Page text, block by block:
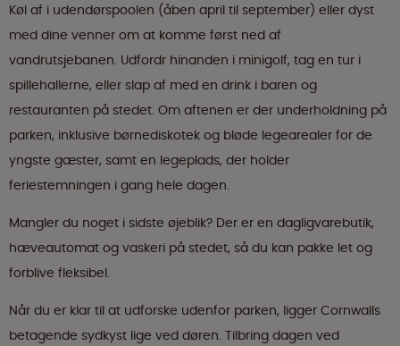
Køl af i udendørspoolen (åben april til september) eller dyst
med dine venner om at komme først ned af
vandrutsjebanen. Udfordr hinanden i minigolf, tag en tur i
spillehallerne, eller slap af med en drink i baren og
restauranten på stedet. Om aftenen er der underholdning på
parken, inklusive børnediskotek og bløde legearealer for de
yngste gæster, samt en legeplads, der holder
feriestemningen i gang hele dagen.
Mangler du noget i sidste øjeblik? Der er en dagligvarebutik,
hæveautomat og vaskeri på stedet, så du kan pakke let og
forblive fleksibel.
Når du er klar til at udforske udenfor parken, ligger Cornwalls
betagende sydkyst lige ved døren. Tilbring dagen ved